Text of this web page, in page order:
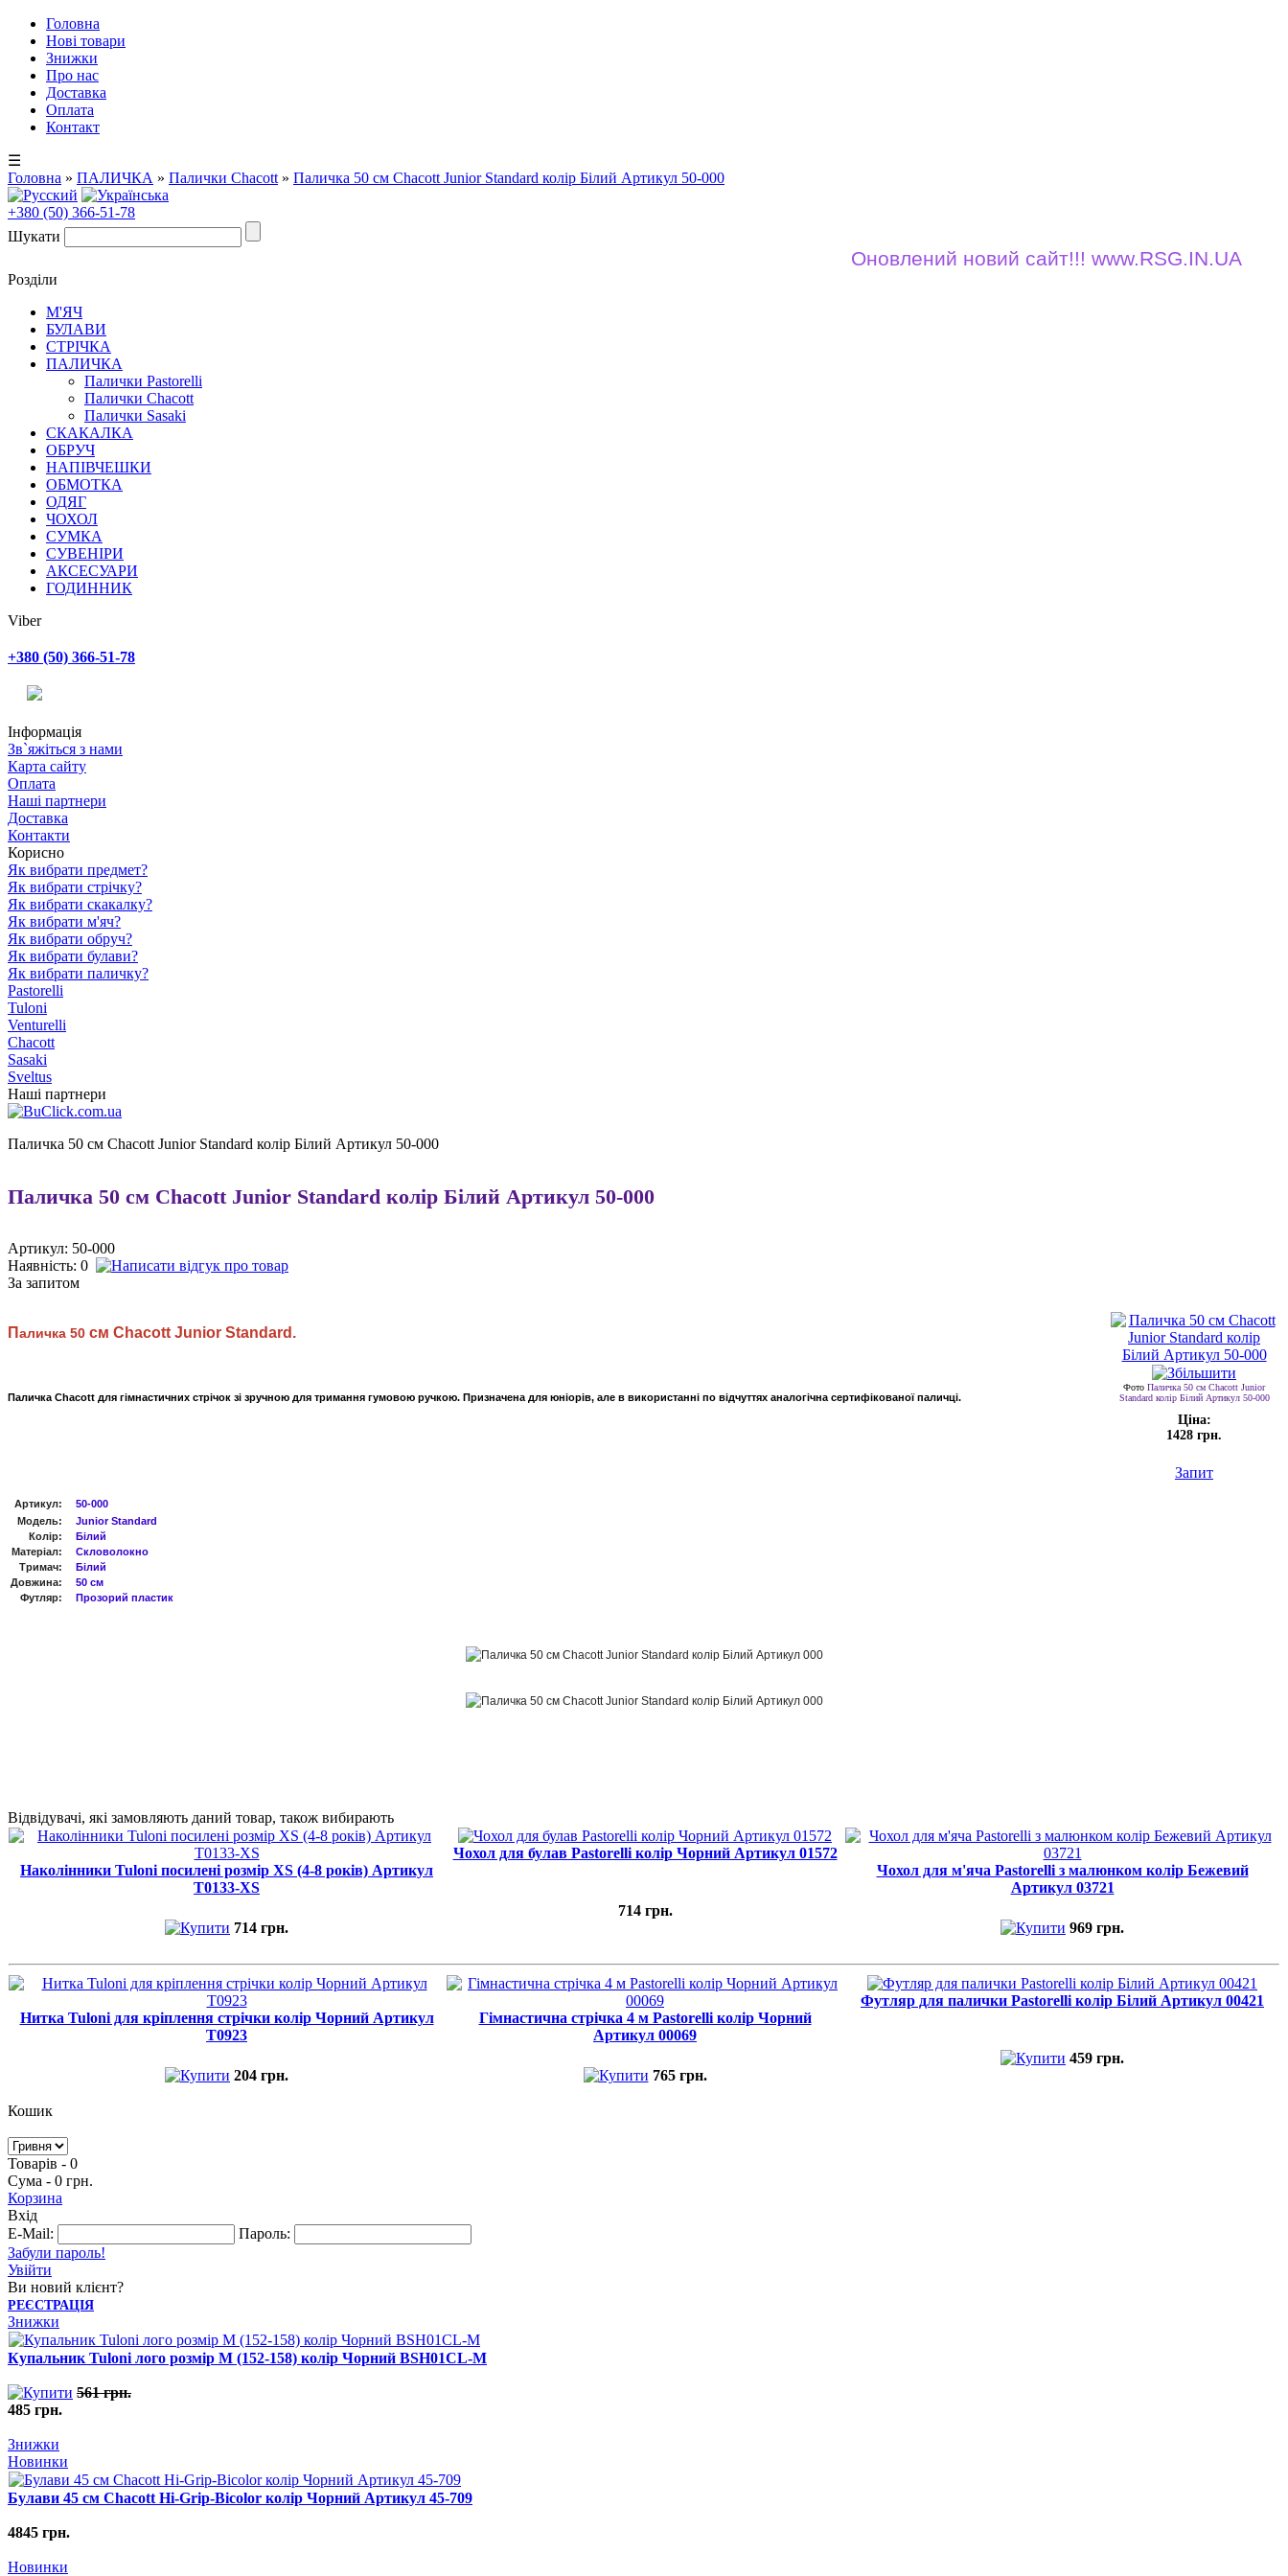
Головна
Нові товари
Знижки
Про нас
Доставка
Оплата
Контакт
☰
Головна » ПАЛИЧКА » Палички Chacott » Паличка 50 см Chacott Junior Standard колір Білий Артикул 50-000
+380 (50) 366-51-78
Шукати
Оновлений новий сайт!!! www.RSG.IN.UA
Розділи
М'ЯЧ
БУЛАВИ
СТРІЧКА
ПАЛИЧКА
Палички Pastorelli
Палички Chacott
Палички Sasaki
СКАКАЛКА
ОБРУЧ
НАПІВЧЕШКИ
ОБМОТКА
ОДЯГ
ЧОХОЛ
СУМКА
СУВЕНІРИ
АКСЕСУАРИ
ГОДИННИК
Viber
+380 (50) 366-51-78
Інформація
Зв`яжіться з нами
Карта сайту
Оплата
Наші партнери
Доставка
Контакти
Корисно
Як вибрати предмет?
Як вибрати стрічку?
Як вибрати скакалку?
Як вибрати м'яч?
Як вибрати обруч?
Як вибрати булави?
Як вибрати паличку?
Pastorelli
Tuloni
Venturelli
Chacott
Sasaki
Sveltus
Наші партнери
Паличка 50 см Chacott Junior Standard колір Білий Артикул 50-000
Паличка 50 см Chacott Junior Standard колір Білий Артикул 50-000
Артикул: 50-000
Наявність: 0
За запитом
Фото Паличка 50 см Chacott Junior
Standard колір Білий Артикул 50-000
Ціна:
1428 грн.
Запит
Паличка 50 см Chacott Junior Standard.
Паличка Chacott для гімнастичних стрічок зі зручною для тримання гумовою ручкою. Призначена для юніорів, але в використанні по відчуттях аналогічна сертифікованої паличці.
Артикул:
50-000
Модель:
JuniorStandard
Колір:
Білий
Матеріал:
Скловолокно
Тримач:
Білий
Довжина:
50 см
Футляр:
Прозорий пластик
Відвідувачі, які замовляють даний товар, також вибирають
Наколінники Tuloni посилені розмір XS (4-8 років) Артикул
T0133-XS
714 грн.
Чохол для булав Pastorelli колір Чорний Артикул 01572
714 грн.
Чохол для м'яча Pastorelli з малюнком колір Бежевий
Артикул 03721
969 грн.
Нитка Tuloni для кріплення стрічки колір Чорний Артикул
T0923
204 грн.
Гімнастична стрічка 4 м Pastorelli колір Чорний
Артикул 00069
765 грн.
Футляр для палички Pastorelli колір Білий Артикул 00421
459 грн.
Кошик
Товарів - 0
Сума - 0 грн.
Корзина
Вхід
E-Mail:
Пароль:
Забули пароль!
Увійти
Ви новий клієнт?
РЕЄСТРАЦІЯ
Знижки
Купальник Tuloni лого розмір M (152-158) колір Чорний BSH01CL-M
561 грн.
485 грн.
Знижки
Новинки
Булави 45 cм Chacott Hi-Grip-Bicolor колір Чорний Артикул 45-709
4845 грн.
Новинки